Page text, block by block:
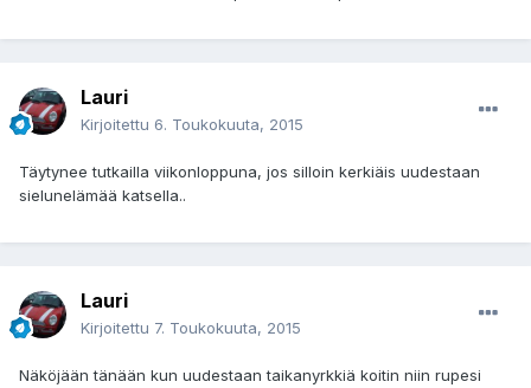
Lauri
Kirjoitettu 6. Toukokuuta, 2015
Täytynee tutkailla viikonloppuna, jos silloin kerkiäis uudestaan
sielunelämää katsella..
Lauri
Kirjoitettu 7. Toukokuuta, 2015
Näköjään tänään kun uudestaan taikanyrkkiä koitin niin rupesi